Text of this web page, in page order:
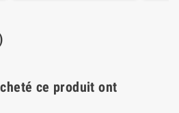
ce produit ont